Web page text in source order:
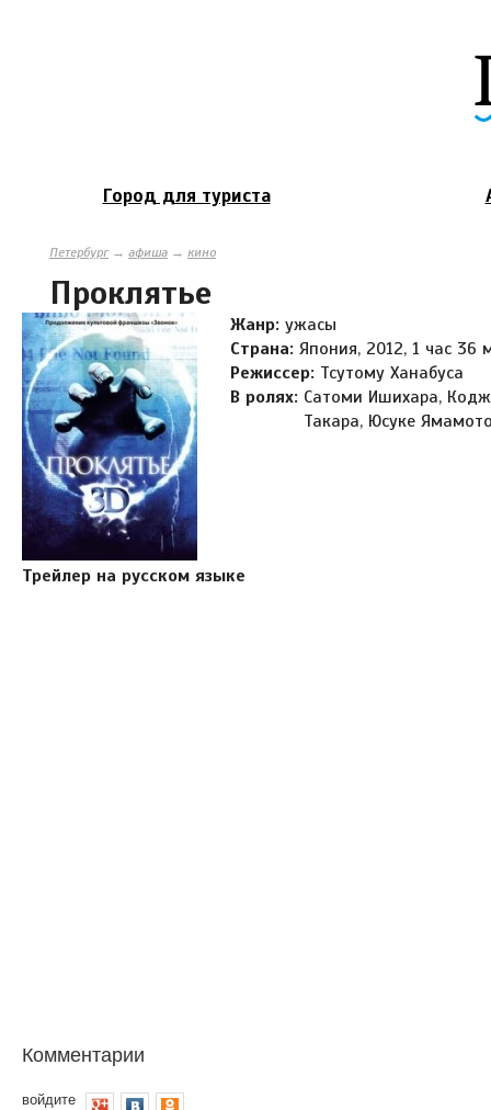
Город для туриста
Петербург→ афиша → кино
Проклятье
Жанр: ужасы
Страна: Япония, 2012, 1 час 36
Режиссер: Тсутому Ханабуса
В ролях: Сатоми Ишихара,
Такара, Юсуке
Трейлер на русском языке
Комментарии
войдите